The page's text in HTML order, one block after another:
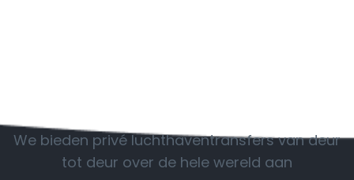
We bieden privé luchthaventransfers van deur
tot deur over de hele wereld aan